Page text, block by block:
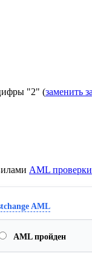
"2" (заменить
AML проверки
AML
AML пройден